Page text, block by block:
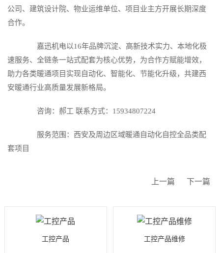
公司、建筑设计院、物业运维单位、项目业主方开展长期深度
合作。
嘉迅机电以16年品牌沉淀、高新技术实力、本地化极
速服务、全链条一站式配套为核心优势，为合作方赋能增效，
助力各类暖通项目实现自动化、智能化、节能化升级，共建西
安暖通行业高质量发展新格局。
咨询：郝工 联系方式：15934807224
服务范围：西安及周边区域暖通自动化自控全品类配
套项目
上一篇 下一篇
工控产品 工控产品维修